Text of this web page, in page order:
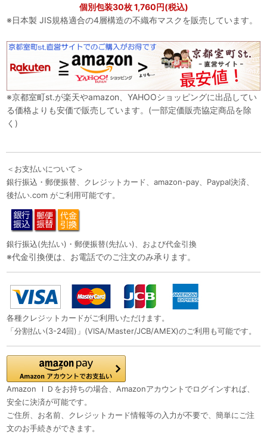
個別包装30枚 1,760円(税込)
※日本製 JIS規格適合の4層構造の不織布マスクを販売しています。
※京都室町st.が楽天やamazon、YAHOOショッピングに出品してい
る価格よりも安価で販売しています。(一部定価販売協定商品を除
く)
＜お支払いについて＞
銀行振込・郵便振替、クレジットカード、amazon-pay、Paypal決済、
後払い.com がご利用可能です。
銀行振込(先払い)・郵便振替(先払い)、および代金引換
※代金引換便は、お電話でのご注文のみ承ります。
各種クレジットカードがご利用いただけます。
「分割払い(3-24回)」(VISA/Master/JCB/AMEX)のご利用も可能です。
Amazon ＩＤをお持ちの場合、Amazonアカウントでログインすれば、
安全に決済が可能です。
ご住所、お名前、クレジットカード情報等の入力が不要で、簡単にご注
文のお手続きができます。